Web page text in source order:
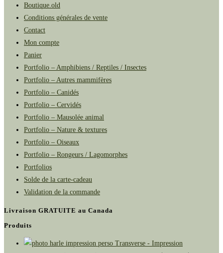
Boutique.old
Conditions générales de vente
Contact
Mon compte
Panier
Portfolio – Amphibiens / Reptiles / Insectes
Portfolio – Autres mammifères
Portfolio – Canidés
Portfolio – Cervidés
Portfolio – Mausolée animal
Portfolio – Nature & textures
Portfolio – Oiseaux
Portfolio – Rongeurs / Lagomorphes
Portfolios
Solde de la carte-cadeau
Validation de la commande
Livraison GRATUITE au Canada
Produits
Transverse - Impression